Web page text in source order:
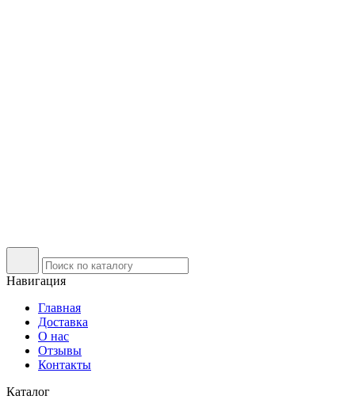
Навигация
Главная
Доставка
О нас
Отзывы
Контакты
Каталог